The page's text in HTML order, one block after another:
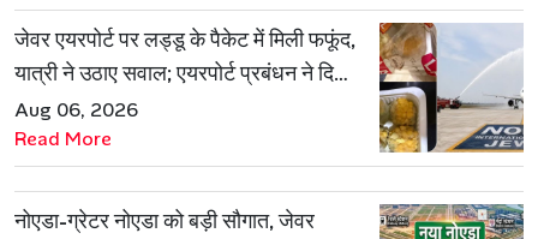
जेवर एयरपोर्ट पर लड्डू के पैकेट में मिली फफूंद,
यात्री ने उठाए सवाल; एयरपोर्ट प्रबंधन ने दिया
जवाब
Aug 06, 2026
Read More
नोएडा-ग्रेटर नोएडा को बड़ी सौगात, जेवर